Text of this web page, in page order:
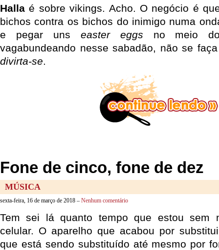
Halla é sobre vikings. Acho. O negócio é
bichos contra os bichos do inimigo numa
e pegar uns easter eggs no meio
vagabundeando nesse sabadão, não se
divirta-se.
Fone de cinco, fone de dez
MÚSICA
sexta-feira, 16 de março de 2018 – Nenhum comentário
Tem sei lá quanto tempo que estou sem
celular. O aparelho que acabou por
que está sendo substituído até mesmo por